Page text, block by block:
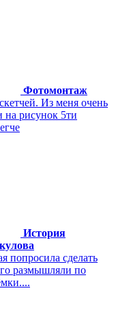
Фотомонтаж
Из меня очень
на рисунок 5ти
История
попросила сделать
размышляли по